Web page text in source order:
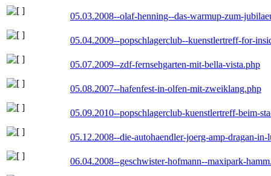
05.03.2008--olaf-henning--das-warmup-zum-
05.04.2009--popschlagerclub--kuenstlertreff-for-
05.07.2009--zdf-fernsehgarten-mit-bella-vista.php
05.08.2007--hafenfest-in-olfen-mit-zweiklang.php
05.09.2010--popschlagerclub-kuenstlertreff-beim-
05.12.2008--die-autohaendler-joerg-amp-dragan-in-
06.04.2008--geschwister-hofmann--maxipark-